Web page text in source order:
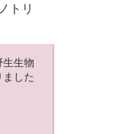
トリ
生生物
ました